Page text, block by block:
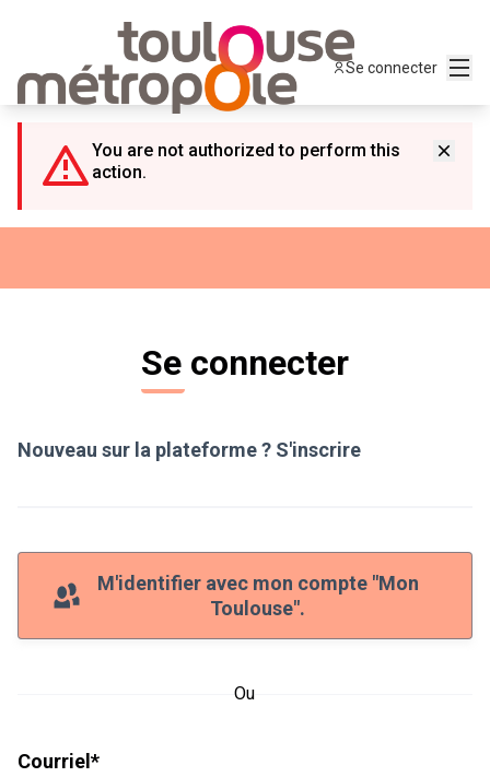
Se connecter
You are not authorized to perform this
action.
Se connecter
Nouveau sur la plateforme ? S'inscrire
M'identifier avec mon compte "Mon
Toulouse".
Ou
Courriel *Champ obligatoire